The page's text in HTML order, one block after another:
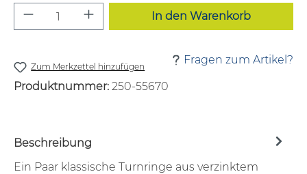
Produkt Anzahl: Gib den
In den Warenkorb
Zum Merkzettel hinzufügen
Fragen zum Artikel?
Produktnummer: 250-55670
Beschreibung
Ein Paar klassische Turnringe aus verzinktem